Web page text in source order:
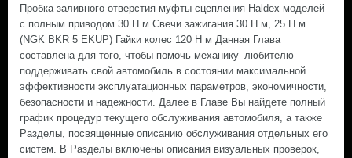
Пробка заливного отверстия муфты сцепления Haldex моделей
с полным приводом 30 Н м Свечи зажигания 30 Н м, 25 Н м
(NGK BKR 5 EKUP) Гайки колес 120 Н м Данная Глава
составлена для того, чтобы помочь механику–любителю
поддерживать свой автомобиль в состоянии максимальной
эффективности эксплуатационных параметров, экономичности,
безопасности и надежности. Далее в Главе Вы найдете полный
график процедур текущего обслуживания автомобиля, а также
Разделы, посвященные описанию обслуживания отдельных его
систем. В Разделы включены описания визуальных проверок,